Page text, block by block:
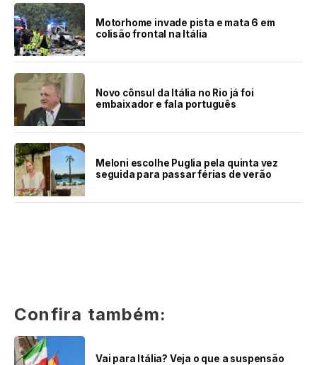
Motorhome invade pista e mata 6 em
colisão frontal na Itália
Novo cônsul da Itália no Rio já foi
embaixador e fala português
Meloni escolhe Puglia pela quinta vez
seguida para passar férias de verão
Confira também:
Vai para Itália? Veja o que a suspensão